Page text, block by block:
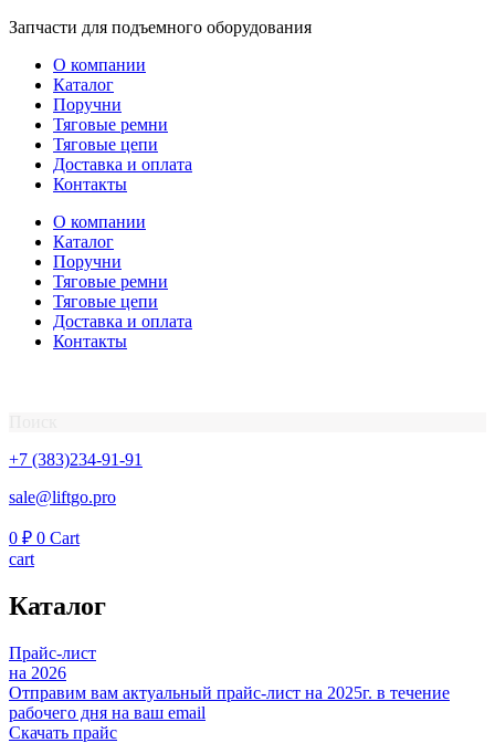
Перейти
содержимому
Запчасти для подъемного оборудования
О компании
Каталог
Поручни
Тяговые ремни
Тяговые цепи
Доставка и оплата
Контакты
О компании
Каталог
Поручни
Тяговые ремни
Тяговые цепи
Доставка и оплата
Контакты
+7 (383)234-91-91
sale@liftgo.pro
0 ₽ 0 Cart
cart
Каталог
Прайс-лист
на 2026
Отправим вам актуальный прайс-лист на 2025г. в течение
рабочего дня на ваш email
Скачать прайс